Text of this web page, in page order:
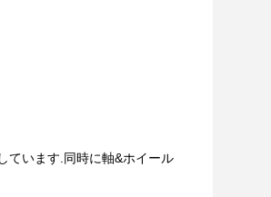
ています.同時に軸&ホイール